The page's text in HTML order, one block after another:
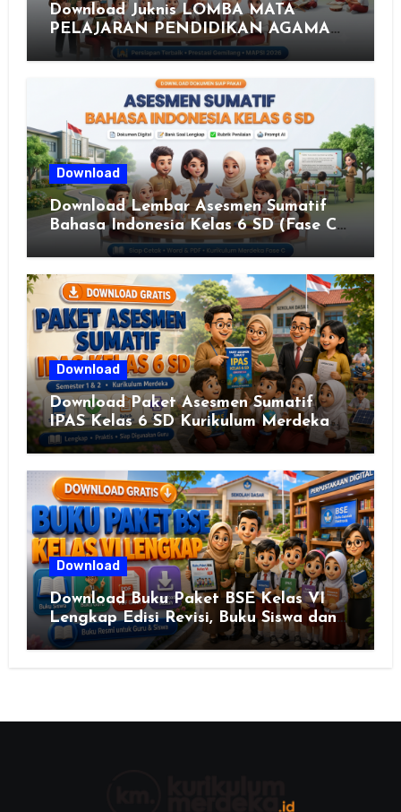
Download Juknis LOMBA MATA
PELAJARAN PENDIDIKAN AGAMA
ISLAM DAN SENI ISLAMI (MAPSI)
SEKOLAH DASAR XXVII PROVINSI
JAWA TENGAH TAHUN 2026
Download
Download Lembar Asesmen Sumatif
Bahasa Indonesia Kelas 6 SD (Fase C)
– Bank Soal & Rubrik Penilaian
Download
Download Paket Asesmen Sumatif
IPAS Kelas 6 SD Kurikulum Merdeka
Lengkap Semester 1 & 2
Download
Download Buku Paket BSE Kelas VI
Lengkap Edisi Revisi, Buku Siswa dan
Buku Guru Semua Mata Pelajaran